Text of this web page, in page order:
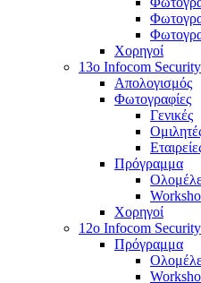
Χορηγοί
13o Infocom Security
Απολογισμός
Φωτογραφίες
Γενικές
Πρόγραμμα
Χορηγοί
12o Infocom Security
Πρόγραμμα